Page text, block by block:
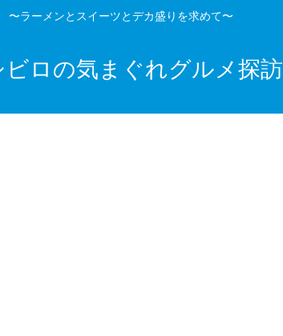
〜ラーメンとスイーツとデカ盛りを求めて〜
ビロの気まぐれグルメ探訪